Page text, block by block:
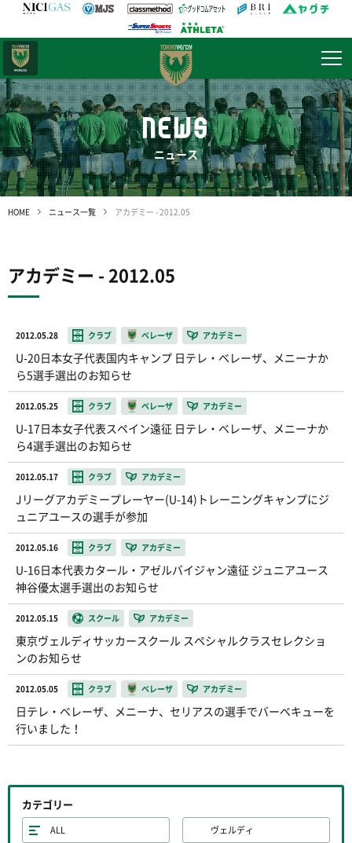
NEWS
ニュース
HOME ニュース一覧 アカデミー - 2012.05
アカデミー - 2012.05
2012.05.28 クラブ ベレーザ アカデミー
U-20日本女子代表国内キャンプ 日テレ・ベレーザ、メニーナか
ら5選手選出のお知らせ
2012.05.25 クラブ ベレーザ アカデミー
U-17日本女子代表スペイン遠征 日テレ・ベレーザ、メニーナか
ら4選手選出のお知らせ
2012.05.17 クラブ アカデミー
Jリーグアカデミープレーヤー(U-14)トレーニングキャンプにジ
ュニアユースの選手が参加
2012.05.16 クラブ アカデミー
U-16日本代表カタール・アゼルバイジャン遠征 ジュニアユース
神谷優太選手選出のお知らせ
2012.05.15 スクール アカデミー
東京ヴェルディサッカースクール スペシャルクラスセレクショ
ンのお知らせ
2012.05.05 クラブ ベレーザ アカデミー
日テレ・ベレーザ、メニーナ、セリアスの選手でバーベキューを
行いました！
カテゴリー
ALL ヴェルディ